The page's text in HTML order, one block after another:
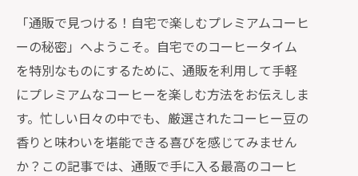
「通販で見つける！自宅で楽しむプレミアムコーヒ
ーの秘密」へようこそ。自宅でのコーヒータイム
を特別なものにするために、通販を利用して手軽
にプレミアムなコーヒーを楽しむ方法をお伝えしま
す。忙しい日々の中でも、厳選されたコーヒー豆の
香りと味わいを堪能できる喜びを感じてみません
か？この記事では、通販で手に入る最高のコーヒ